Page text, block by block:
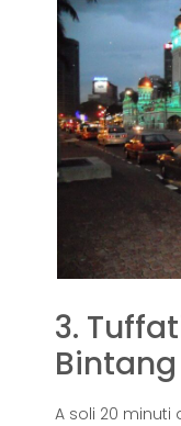
3.
Bintang
A soli 20 minuti